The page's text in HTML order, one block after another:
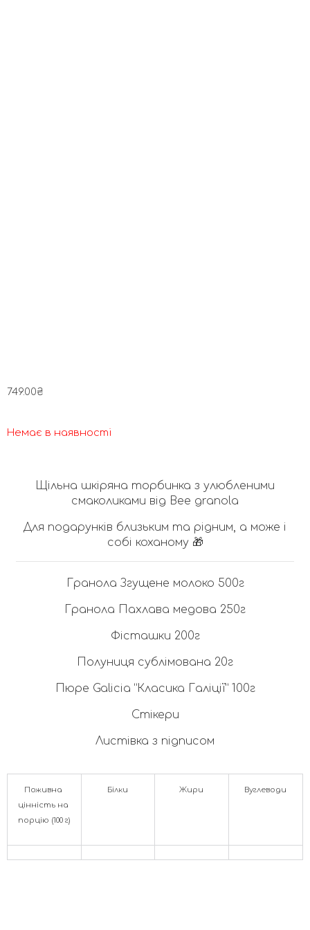
749.00₴
Немає в наявності
Щільна шкіряна торбинка з улюбленими
смаколиками від Bee granola
Для подарунків близьким та рідним, а може і
собі коханому 🎁
Гранола Згущене молоко 500г
Гранола Пахлава медова 250г
Фісташки 200г
Полуниця сублімована 20г
Пюре Galicia “Класика Галіції” 100г
Стікери
Листівка з підписом
Поживна
цінність на
порцію (100 г)
Білки Жири Вуглеводи